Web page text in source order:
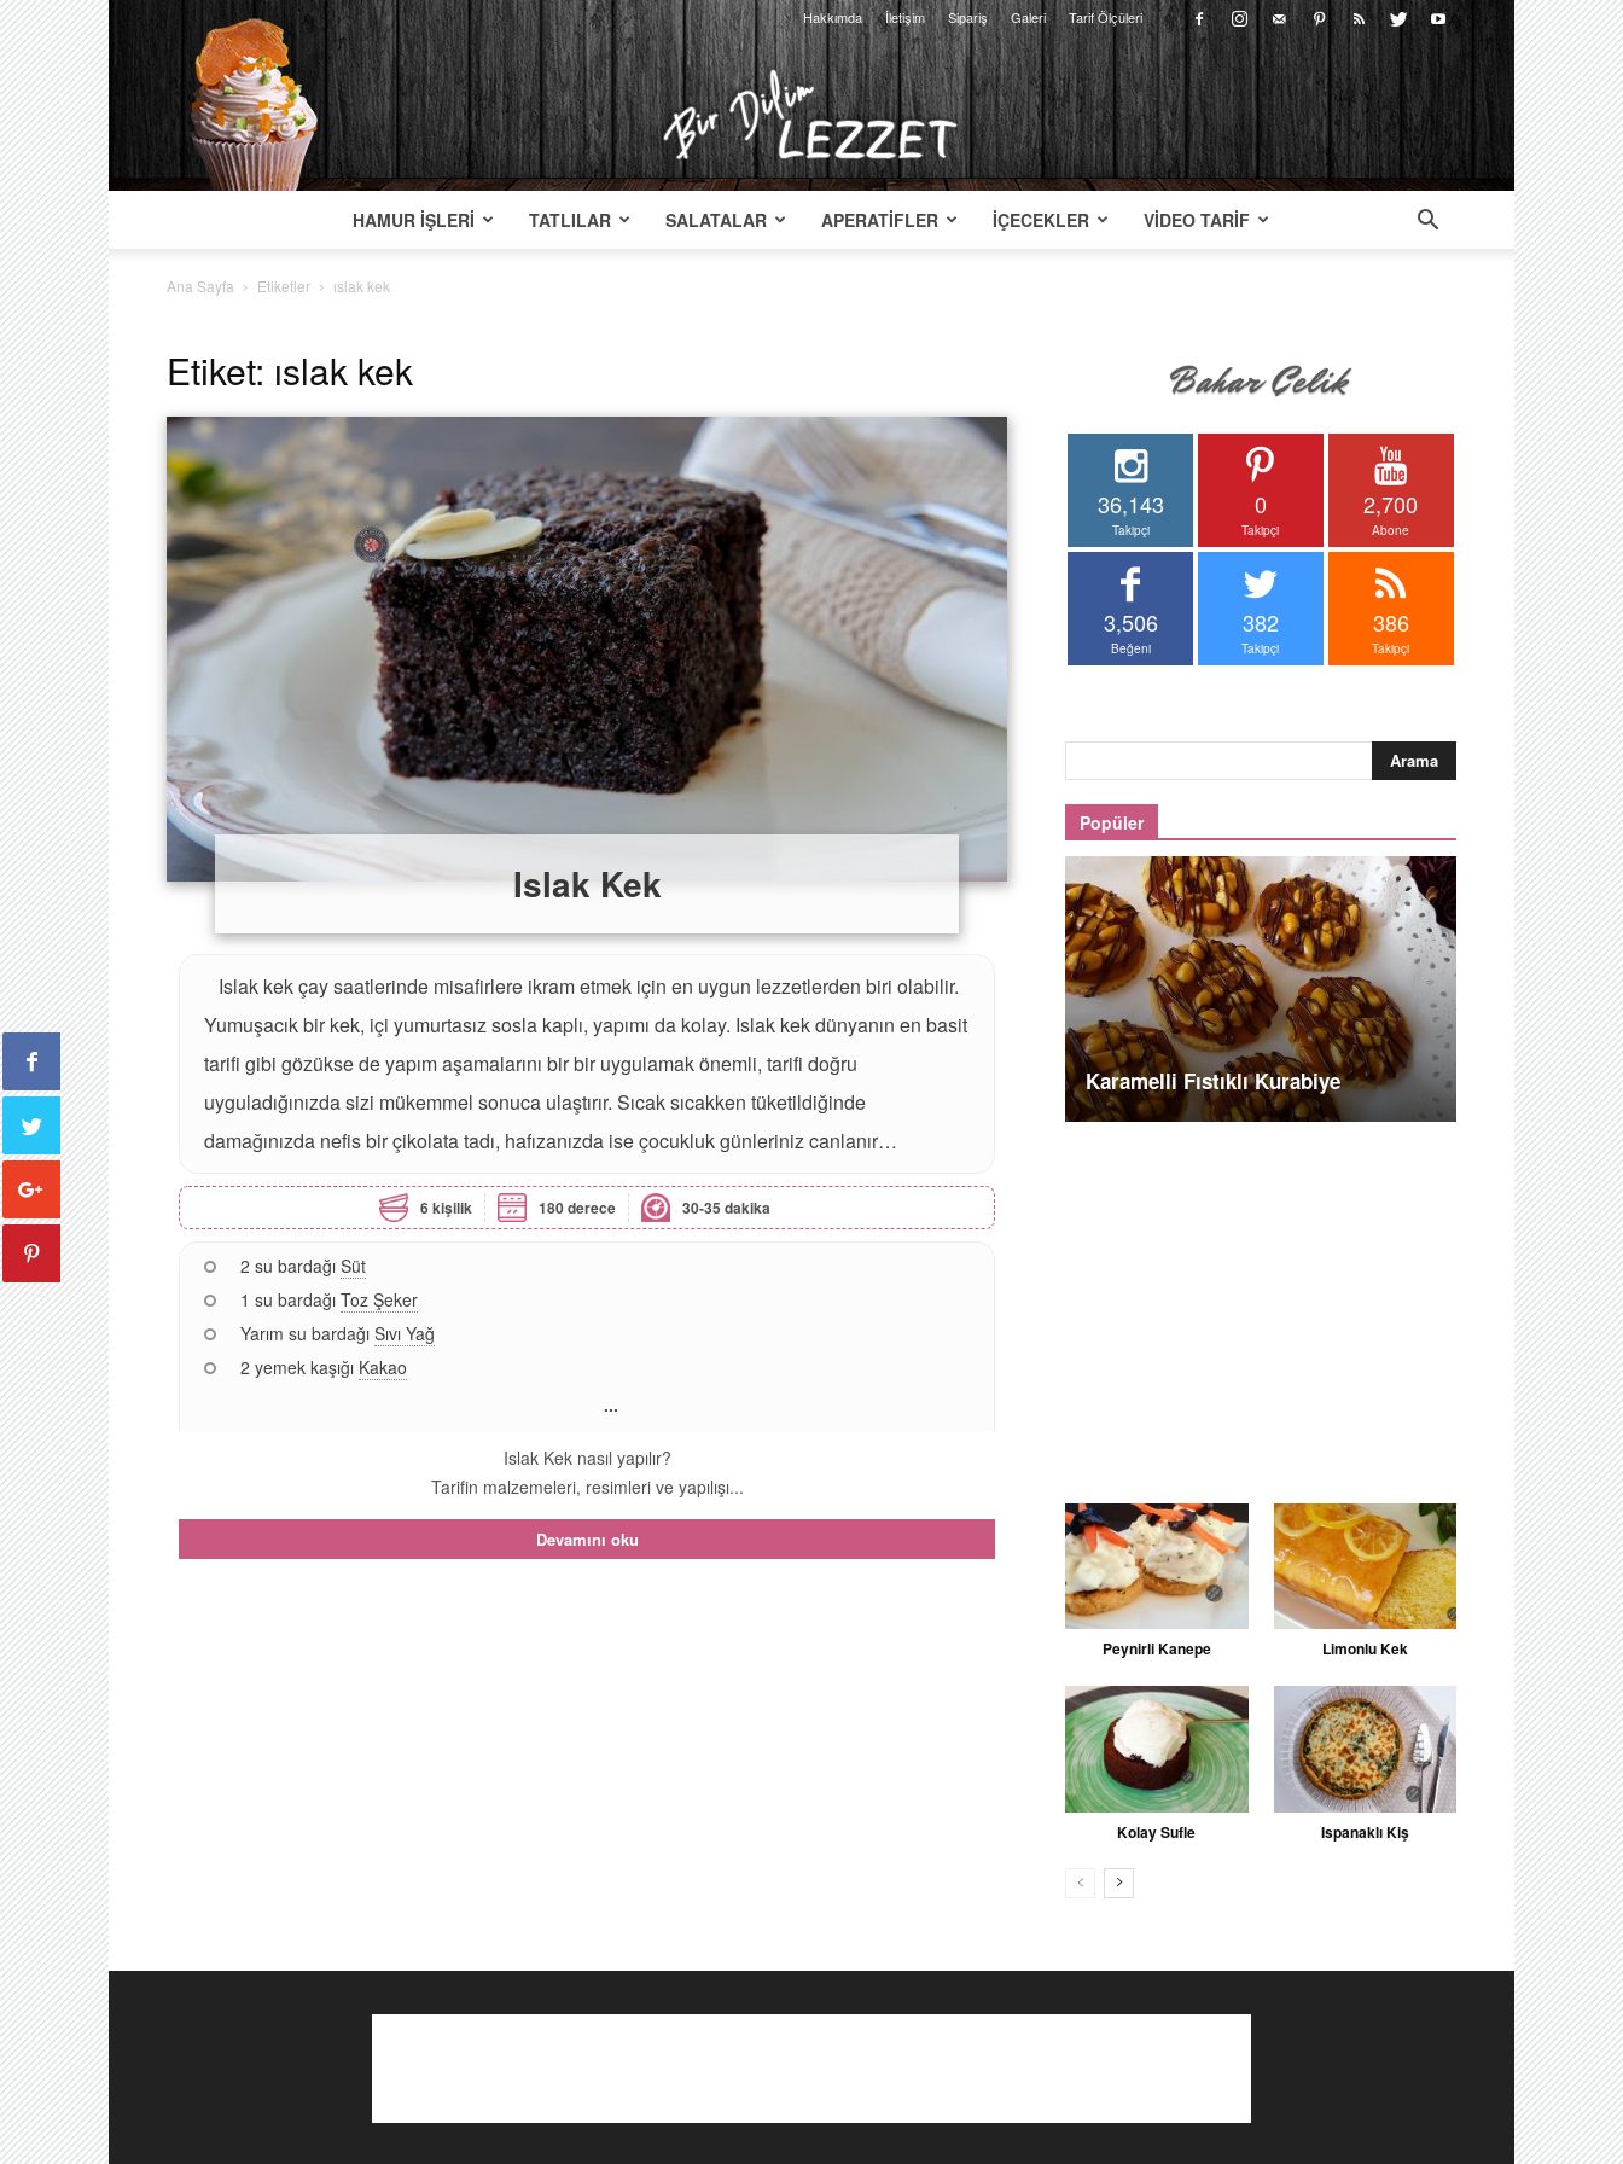
Hakkımda İletişim Sipariş Galeri Tarif Ölçüleri
Lezzet
HAMUR İŞLERI TATLILAR SALATALAR APERATIFLER İÇECEKLER VIDEO TARIF
Ana Sayfa Etiketler ıslak kek
Etiket: ıslak kek
Islak Kek
Islak kek çay saatlerinde misafirlere ikram etmek için en uygun lezzetlerden biri olabilir.
Yumuşacık bir kek, içi yumurtasız sosla kaplı, yapımı da kolay. Islak kek dünyanın en basit
tarifi gibi gözükse de yapım aşamalarını bir bir uygulamak önemli, tarifi doğru
uyguladığınızda sizi mükemmel sonuca ulaştırır. Sıcak sıcakken tüketildiğinde
damağınızda nefis bir çikolata tadı, hafızanızda ise çocukluk günleriniz canlanır…
6 kişilik 180 derece 30-35 dakika
2 su bardağı Süt
1 su bardağı Toz Şeker
Yarım su bardağı Sıvı Yağ
2 yemek kaşığı Kakao
...
Islak Kek nasıl yapılır?
Tarifin malzemeleri, resimleri ve yapılışı...
Devamını oku
36,143
Takipçi
0
Takipçi
2,700
Abone
3,506
Beğeni
382
Takipçi
386
Takipçi
Popüler
Karamelli Fıstıklı Kurabiye
Peynirli Kanepe Limonlu Kek
Kolay Sufle Ispanaklı Kiş